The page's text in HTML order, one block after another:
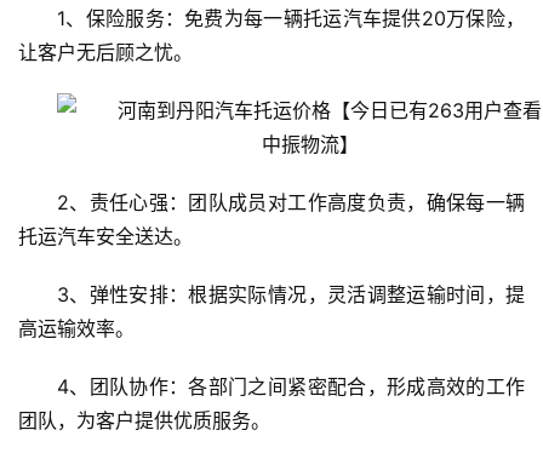
1、保险服务：免费为每一辆托运汽车提供20万保险，
让客户无后顾之忧。
2、责任心强：团队成员对工作高度负责，确保每一辆
托运汽车安全送达。
3、弹性安排：根据实际情况，灵活调整运输时间，提
高运输效率。
4、团队协作：各部门之间紧密配合，形成高效的工作
团队，为客户提供优质服务。